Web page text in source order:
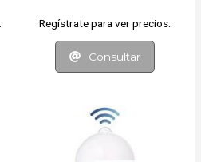
Regístrate para ver precios.
Consultar